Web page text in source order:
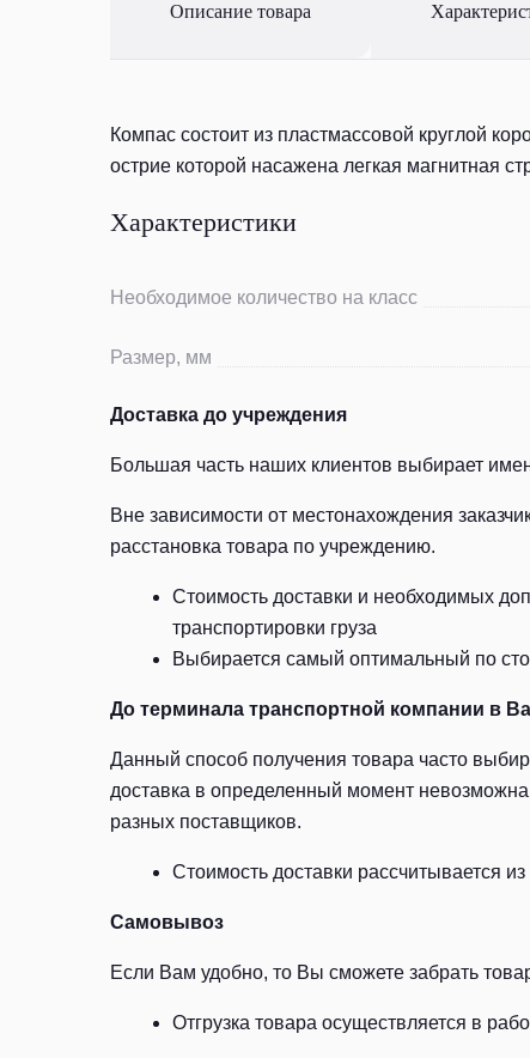
Описание товара
Компас состоит из пластмассовой круглой
острие которой насажена легкая магнитная
Характеристики
Необходимое количество на класс
Размер, мм
Доставка до учреждения
Большая часть наших клиентов выбирает
Вне зависимости от местонахождения
расстановка товара по учреждению.
Стоимость доставки и необходимых
транспортировки груза
Выбирается самый оптимальный по
До терминала транспортной компании в
Данный способ получения товара часто
доставка в определенный момент
разных поставщиков.
Стоимость доставки рассчитывается
Самовывоз
Если Вам удобно, то Вы сможете забрать
Отгрузка товара осуществляется в